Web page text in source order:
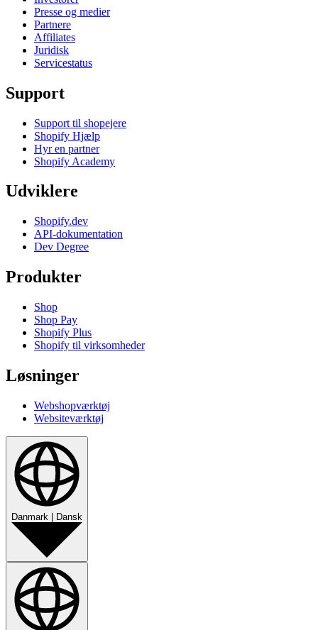
Presse og medier
Partnere
Affiliates
Juridisk
Servicestatus
Support
Support til shopejere
Shopify Hjælp
Hyr en partner
Shopify Academy
Udviklere
Shopify.dev
API-dokumentation
Dev Degree
Produkter
Shop
Shop Pay
Shopify Plus
Shopify til virksomheder
Løsninger
Webshopværktøj
Websiteværktøj
Danmark Dansk